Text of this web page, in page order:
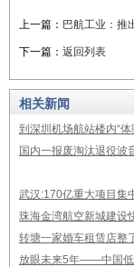
上一篇： 巴航工业：推
下一篇： 返回列表
相关新闻
到深圳机场航站楼内“体
国内一报废淘汰退役
武汉:170亿重大项目集
珠海金湾航空新城建设
转塘一家婚车租赁店整
放眼未来5年——中国低